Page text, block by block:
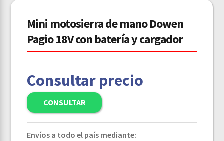
Mini motosierra de mano Dowen
Pagio 18V con batería y cargador
Consultar precio
CONSULTAR
Envíos a todo el país mediante: